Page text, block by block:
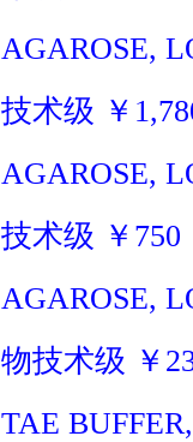
AGAROSE,
技术级 ￥
AGAROSE,
技术级 ￥ 750
AGAROSE,
物技术级 ￥
TAE